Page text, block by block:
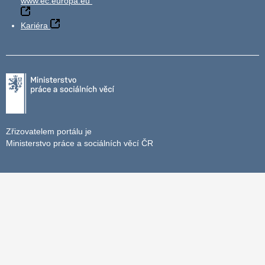
Kariéra
Zřizovatelem portálu je
Ministerstvo práce a sociálních věcí ČR